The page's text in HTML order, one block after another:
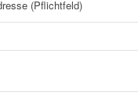
(Pflichtfeld)